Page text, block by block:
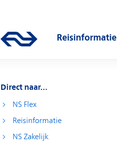
Ga naar de homepage van ns.nl
Reisinformatie
Direct naar...
NS Flex
Reisinformatie
NS Zakelijk